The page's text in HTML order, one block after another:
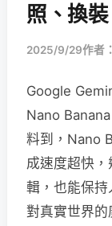
照、換
2025/9/29作者：
Google
Nano
料到，Nano
成速度超快
輯，也能保
對真實世界